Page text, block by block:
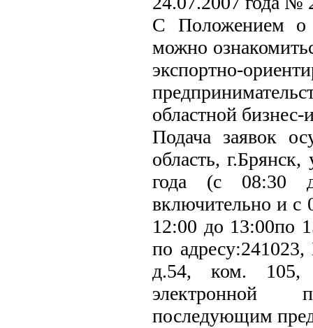
С Положением о
можно
экспортно-
областной
Подача заявок
область,
года (с 08:30
включительно и с
12:00 до 13:00по
по
д.54, ком. 105,
электронной
последующим